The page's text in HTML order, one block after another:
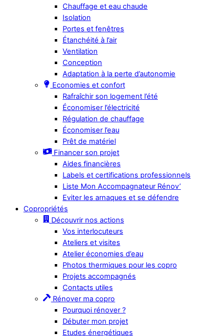
Chauffage et eau chaude
Isolation
Portes et fenêtres
Étanchéité à l’air
Ventilation
Conception
Adaptation à la perte d’autonomie
Economies et confort
Rafraîchir son logement l’été
Économiser l’électricité
Régulation de chauffage
Économiser l’eau
Prêt de matériel
Financer son projet
Aides financières
Labels et certifications professionnels
Liste Mon Accompagnateur Rénov’
Eviter les arnaques et se défendre
Copropriétés
Découvrir nos actions
Vos interlocuteurs
Ateliers et visites
Atelier économies d’eau
Photos thermiques pour les copro
Projets accompagnés
Contacts utiles
Rénover ma copro
Pourquoi rénover ?
Débuter mon projet
Etudes énergétiques